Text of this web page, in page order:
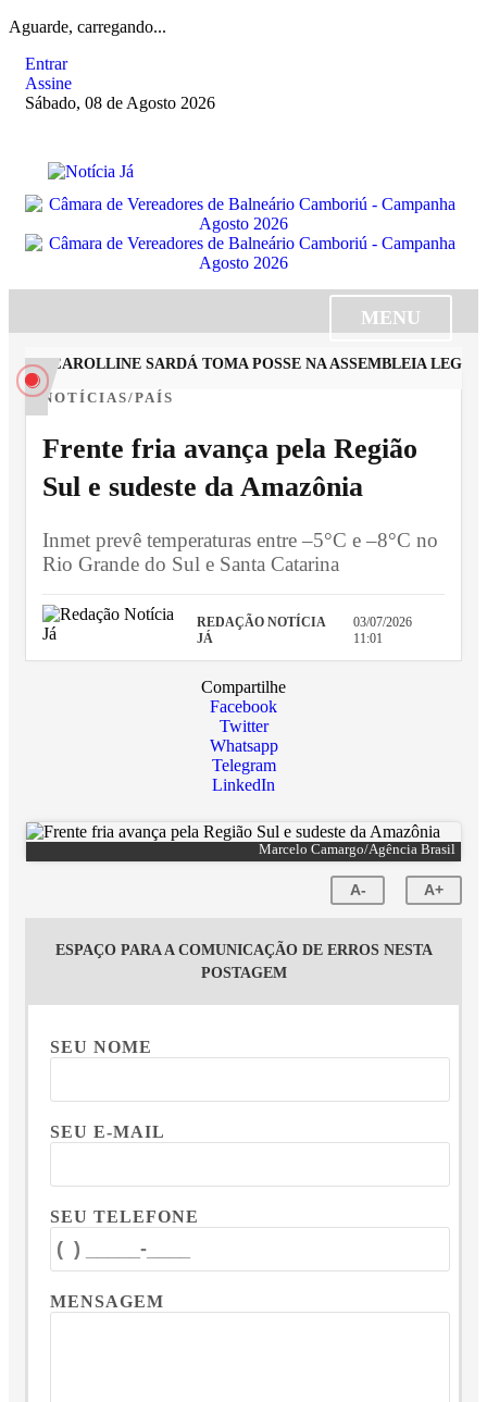
Aguarde, carregando...
Entrar
Assine
Sábado, 08 de Agosto 2026
MENU
CAROLLINE SARDÁ TOMA POSSE NA ASSEMBLEIA
NOTÍCIAS/PAÍS
Frente fria avança pela Região
Sul e sudeste da Amazônia
Inmet prevê temperaturas entre –5°C e –8°C no
Rio Grande do Sul e Santa Catarina
REDAÇÃO NOTÍCIA
JÁ
03/07/2026
11:01
Compartilhe
Facebook
Twitter
Whatsapp
Telegram
LinkedIn
Marcelo Camargo/Agência Brasil
A- A+
ESPAÇO PARA A COMUNICAÇÃO DE ERROS NESTA
POSTAGEM
SEU NOME
SEU E-MAIL
SEU TELEFONE
MENSAGEM